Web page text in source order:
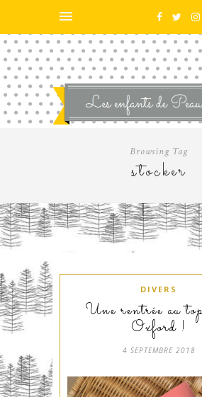
Browsing Tag
stocker
DIVERS
Une rentrée au
Oxford !
4 SEPTEMBRE 2018